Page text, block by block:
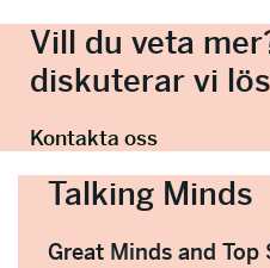
Vill du veta
diskuterar vi
Kontakta oss
Talking Minds
Great Minds and Top